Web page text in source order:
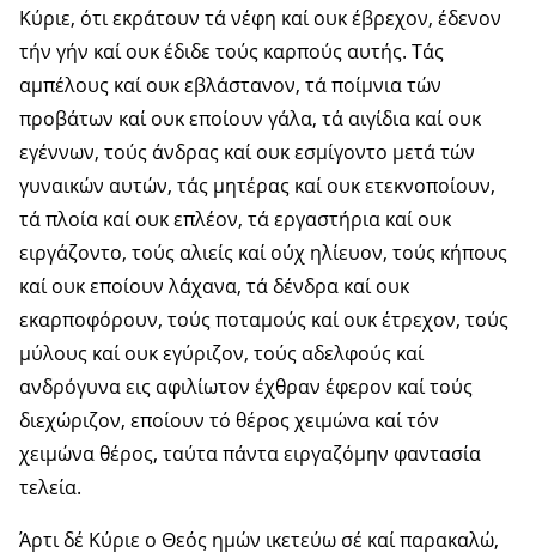
Κύριε, ότι εκράτουν τά νέφη καί ουκ έβρεχον, έδενον
τήν γήν καί ουκ έδιδε τούς καρπούς αυτής. Τάς
αμπέλους καί ουκ εβλάστανον, τά ποίμνια τών
προβάτων καί ουκ εποίουν γάλα, τά αιγίδια καί ουκ
εγέννων, τούς άνδρας καί ουκ εσμίγοντο μετά τών
γυναικών αυτών, τάς μητέρας καί ουκ ετεκνοποίουν,
τά πλοία καί ουκ επλέον, τά εργαστήρια καί ουκ
ειργάζοντο, τούς αλιείς καί ούχ ηλίευον, τούς κήπους
καί ουκ εποίουν λάχανα, τά δένδρα καί ουκ
εκαρποφόρουν, τούς ποταμούς καί ουκ έτρεχον, τούς
μύλους καί ουκ εγύριζον, τούς αδελφούς καί
ανδρόγυνα εις αφιλίωτον έχθραν έφερον καί τούς
διεχώριζον, εποίουν τό θέρος χειμώνα καί τόν
χειμώνα θέρος, ταύτα πάντα ειργαζόμην φαντασία
τελεία.
Άρτι δέ Κύριε ο Θεός ημών ικετεύω σέ καί παρακαλώ,